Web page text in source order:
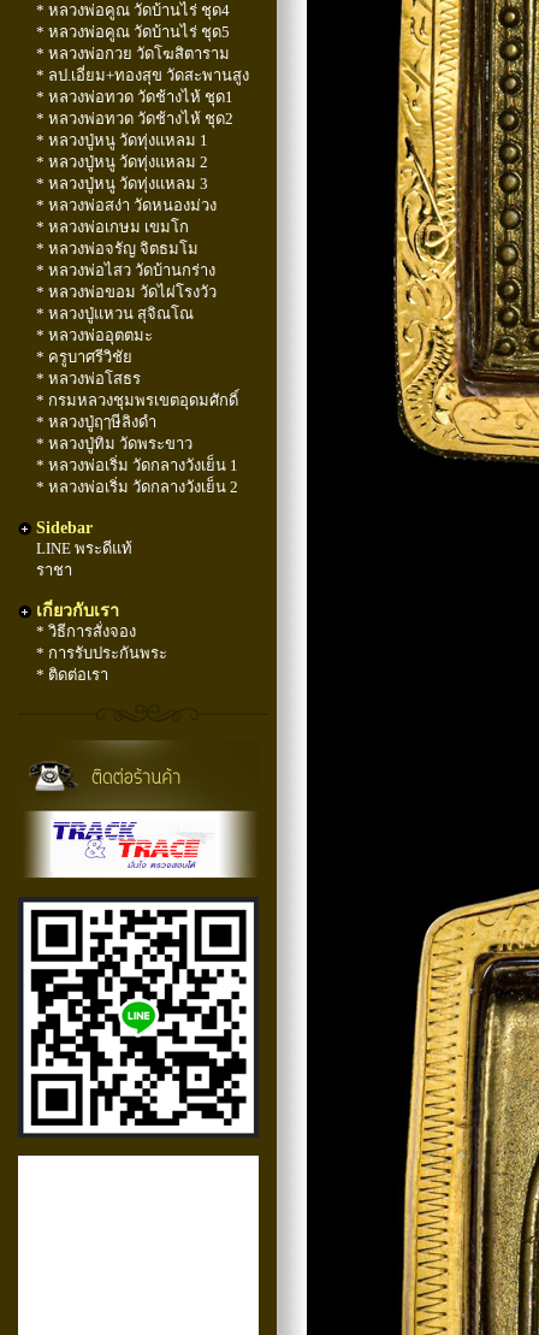
* หลวงพ่อคูณ วัดบ้านไร่ ชุด4
* หลวงพ่อคูณ วัดบ้านไร่ ชุด5
* หลวงพ่อกวย วัดโฆสิตาราม
* ลป.เอี่ยม+ทองสุข วัดสะพานสูง
* หลวงพ่อทวด วัดช้างไห้ ชุด1
* หลวงพ่อทวด วัดช้างไห้ ชุด2
* หลวงปู่หนู วัดทุ่งแหลม 1
* หลวงปู่หนู วัดทุ่งแหลม 2
* หลวงปู่หนู วัดทุ่งแหลม 3
* หลวงพ่อสง่า วัดหนองม่วง
* หลวงพ่อเกษม เขมโก
* หลวงพ่อจรัญ จิตธมโม
* หลวงพ่อไสว วัดบ้านกร่าง
* หลวงพ่อขอม วัดไผ่โรงวัว
* หลวงปู่แหวน สุจิณโณ
* หลวงพ่ออุตตมะ
* ครูบาศรีวิชัย
* หลวงพ่อโสธร
* กรมหลวงชุมพรเขตอุดมศักดิ์
* หลวงปู่ฤๅษีลิงดำ
* หลวงปู่ทิม วัดพระขาว
* หลวงพ่อเริ่ม วัดกลางวังเย็น 1
* หลวงพ่อเริ่ม วัดกลางวังเย็น 2
Sidebar
LINE พระดีแท้
ราชา
เกี่ยวกับเรา
* วิธีการสั่งจอง
* การรับประกันพระ
* ติดต่อเรา